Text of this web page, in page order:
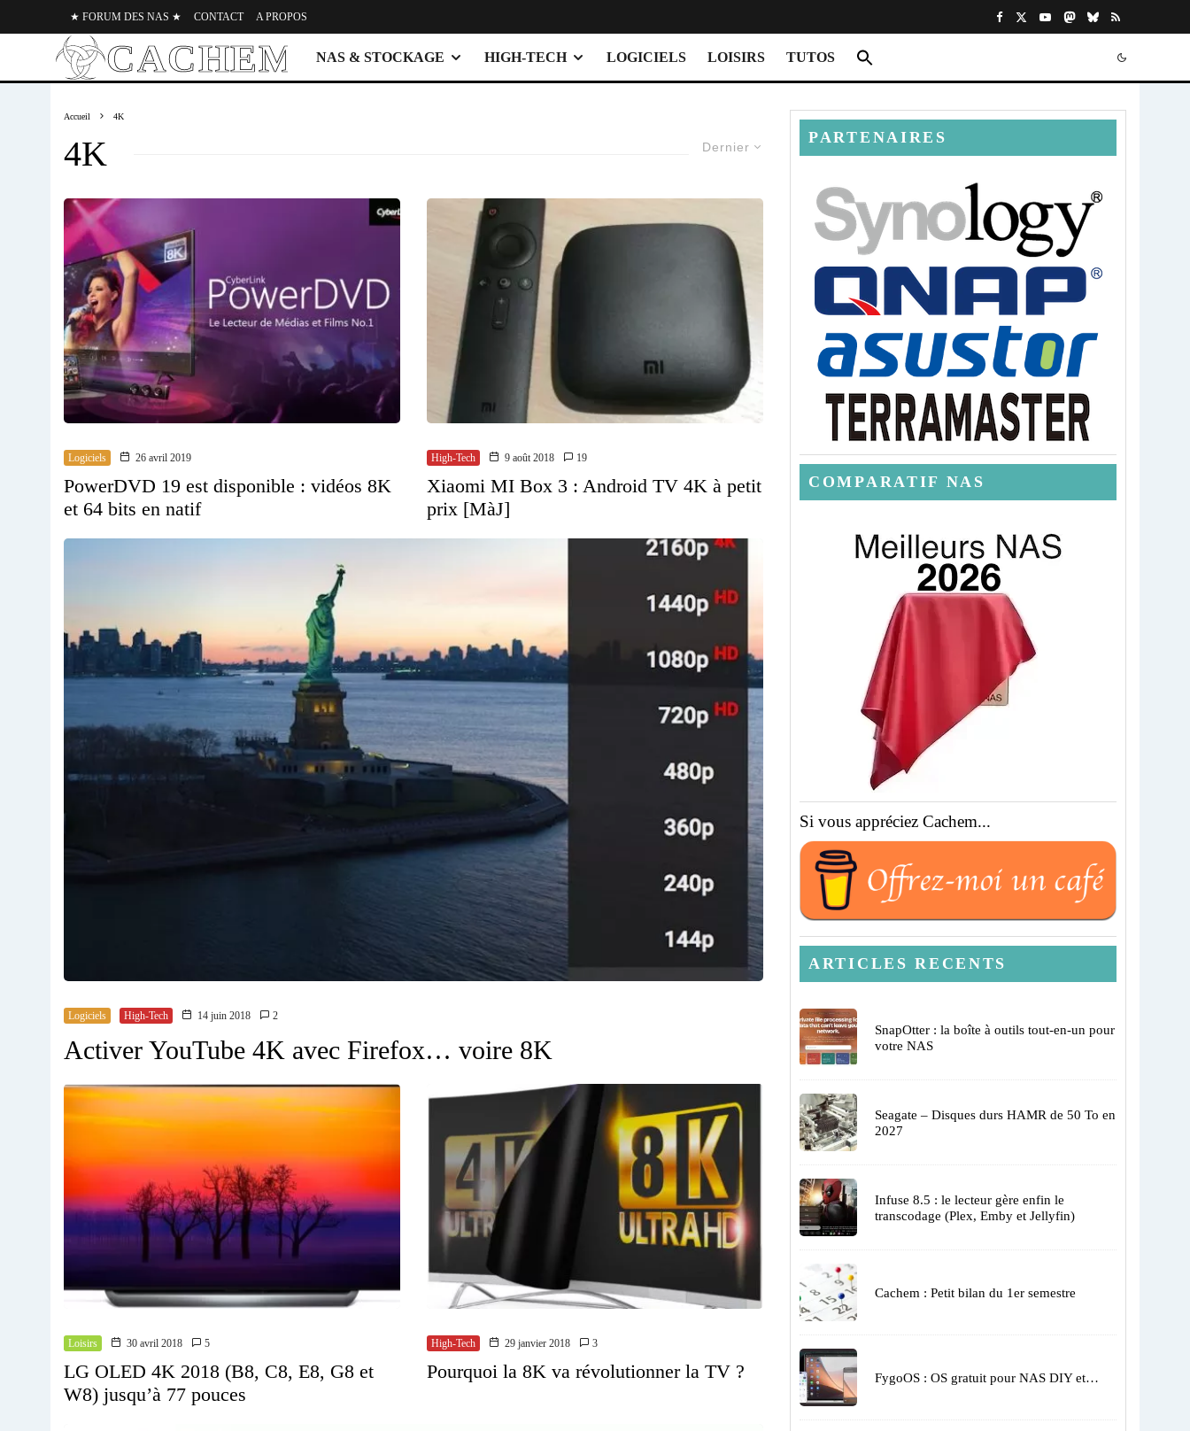
★ FORUM DES NAS ★ CONTACT A PROPOS
NAS & STOCKAGE HIGH-TECH LOGICIELS LOISIRS TUTOS
Accueil 4K
Dernier
4K
Logiciels 26 avril 2019
PowerDVD 19 est disponible : vidéos 8K
et 64 bits en natif
High-Tech 9 août 2018 19
Xiaomi MI Box 3 : Android TV 4K à petit
prix [MàJ]
Logiciels High-Tech 14 juin 2018 2
Activer YouTube 4K avec Firefox… voire 8K
Loisirs 30 avril 2018 5
LG OLED 4K 2018 (B8, C8, E8, G8 et
W8) jusqu’à 77 pouces
High-Tech 29 janvier 2018 3
Pourquoi la 8K va révolutionner la TV ?
PARTENAIRES
COMPARATIF NAS
Si vous appréciez Cachem...
ARTICLES RECENTS
SnapOtter : la boîte à outils tout-en-un pour
votre NAS
Seagate – Disques durs HAMR de 50 To en
2027
Infuse 8.5 : le lecteur gère enfin le
transcodage (Plex, Emby et Jellyfin)
Cachem : Petit bilan du 1er semestre
FygoOS : OS gratuit pour NAS DIY et…